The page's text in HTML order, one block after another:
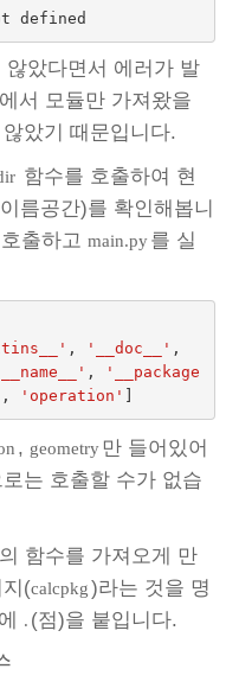
않았다면서 에러가 발
에서 모듈만 가져왔을
았기 때문입니다.
함수를 호출하여 현
름공간)를 확인해봅니
출하고 main.py를 실
, '__doc__' ,
,
'__package
, 'operation'
, geometry만 들어있어
는 호출할 수가 없습
함수를 가져오게 만
(calcpkg)라는 것을 명
. (점)을 붙입니다.